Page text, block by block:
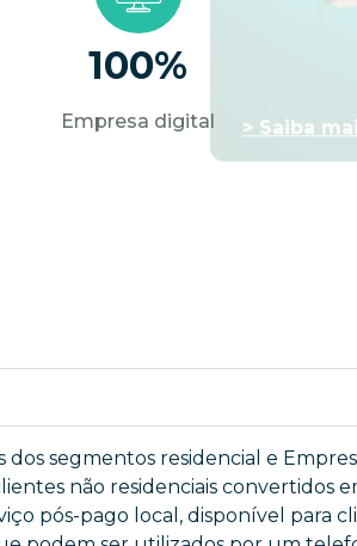
100%
Empresa digital
segmentos residencial e
não residenciais convertidos
pós-pago local, disponível para